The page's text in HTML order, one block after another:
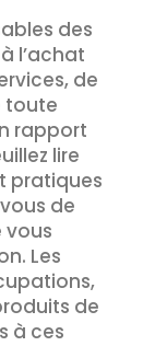
des
l’achat
de
toute
rapport
lire
pratiques
de
vous
Les
de
à ces